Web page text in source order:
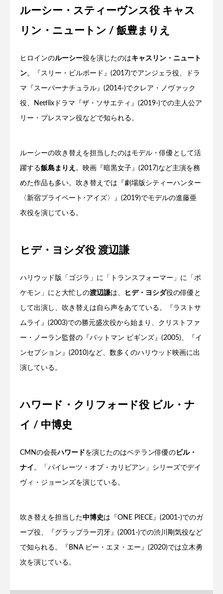
ルーシー・スティーヴンス役 キャス
リン・ニュートン / 飯豊まりえ
ヒロインのルーシー役を演じたのはキャスリン・ニュート
ン。『スリー・ビルボード』(2017)でアンジェラ役、ドラ
マ『スーパーナチュラル』(2014-)でクレア・ノヴァック
役、Netflixドラマ『ザ・ソサエティ』(2019-)での主人公ア
リー・プレスマン役などで知られる。
ルーシーの吹き替えを担当したのはモデル・俳優として活
躍する飯島まりえ 。映画『暗黒女子』(2017)など主演を務
めた作品も多い。吹き替えでは『劇場版シティーハンター
〈新宿プライベート･アイズ〉』(2019)でモデルの進藤亜
衣役を演じている。
ヒデ・ヨシダ役 渡辺謙
ハリウッド版「ゴジラ」に「トランスフォーマー」に「ポ
ケモン」にと大忙しの渡辺謙は、 ヒデ・ヨシダ役の俳優と
して出演し、吹き替えは自ら声をあてている。『ラストサ
ムライ』(2003)での勝元盛次役から始まり、クリストファ
ー・ノーラン監督の『バットマン ビギンズ』(2005)、『イ
ンセプション』(2010)など、数多くのハリウッド映画に出
演している。
ハワード・クリフォード役 ビル・ナ
イ / 中博史
CMNの会長ハワードを演じたのはベテラン俳優のビル・
ナイ 。「パイレーツ・オブ・カリビアン」シリーズでデイ
ヴィ・ジョーンズを演じている。
吹き替えを担当した中博史は『ONE PIECE』(2001-)でのガ
ープ役、『グラップラー刃牙』(2001-)での渋川剛気役など
で知られる。『BNA ビー・エヌ・エー』(2020)では立木勇
次を演じている。